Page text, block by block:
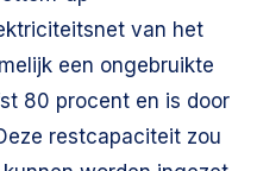
van het
een ongebruikte
80 procent en is door
restcapaciteit zou